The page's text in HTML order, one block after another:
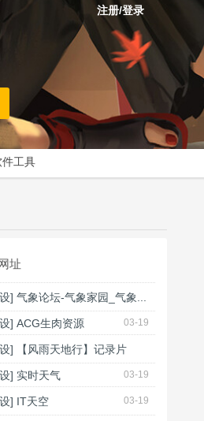
注册/登录
件工具
址
] 气象论坛-气象家园_气象...
03-18
] ACG生肉资源 03-19
] 【风雨天地行】记录片
03-20
] 实时天气 03-19
] IT天空 03-19